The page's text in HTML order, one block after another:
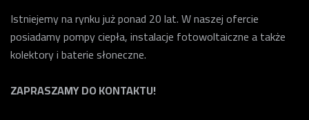
Istniejemy na rynku już ponad 20 lat. W naszej ofercie
posiadamy pompy ciepła, instalacje fotowoltaiczne a także
kolektory i baterie słoneczne.
ZAPRASZAMY DO KONTAKTU!